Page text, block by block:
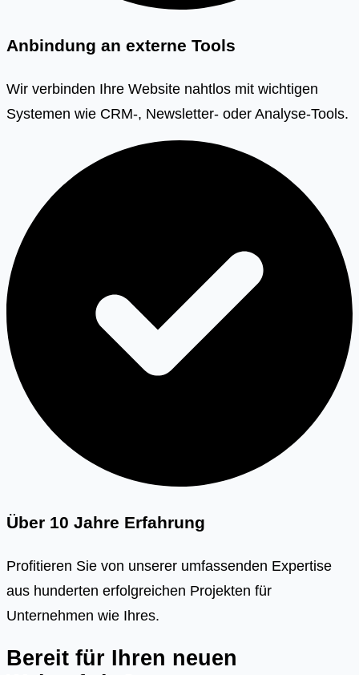
Anbindung an externe Tools
Wir verbinden Ihre Website nahtlos mit wichtigen
Systemen wie CRM-, Newsletter- oder Analyse-Tools.
Über 10 Jahre Erfahrung
Profitieren Sie von unserer umfassenden Expertise
aus hunderten erfolgreichen Projekten für
Unternehmen wie Ihres.
Bereit für Ihren neuen